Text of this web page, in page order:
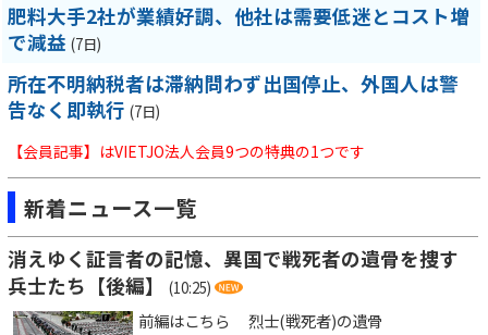
肥料大手2社が業績好調、他社は需要低迷とコスト増
で減益 (7日)
所在不明納税者は滞納問わず出国停止、外国人は警
告なく即執行 (7日)
【会員記事】はVIETJO法人会員9つの特典の1つです
新着ニュース一覧
消えゆく証言者の記憶、異国で戦死者の遺骨を捜す
兵士たち【後編】
(10:25)
前編はこちら 烈士(戦死者)の遺骨